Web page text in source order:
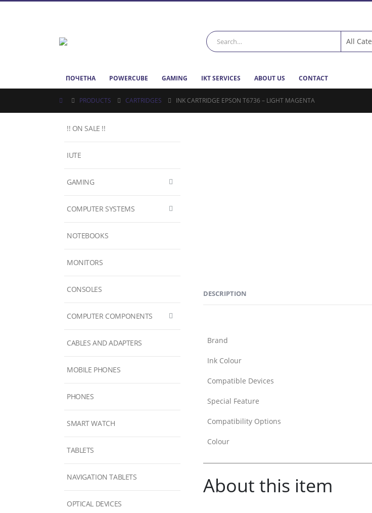
ПОЧЕТНА POWERCUBE GAMING IKT SERVICES ABOUT US CONTACT
PRODUCTS CARTRIDGES INK CARTRIDGE EPSON T6736 – LIGHT MAGENTA
DESCRIPTION
Brand
Ink Colour
Compatible Devices
Special Feature
Compatibility Options
Colour
About this item
!! ON SALE !!
IUTE
GAMING
COMPUTER SYSTEMS
NOTEBOOKS
MONITORS
CONSOLES
COMPUTER COMPONENTS
CABLES AND ADAPTERS
MOBILE PHONES
PHONES
SMART WATCH
TABLETS
NAVIGATION TABLETS
OPTICAL DEVICES